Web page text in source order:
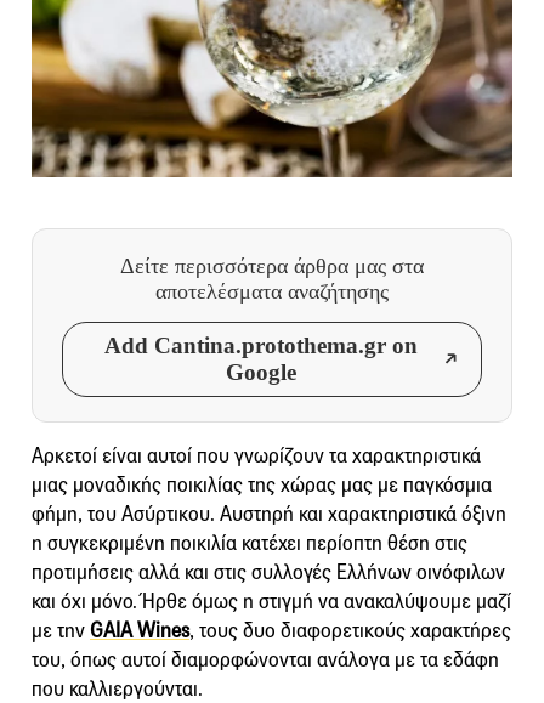
Δείτε περισσότερα άρθρα μας στα
αποτελέσματα αναζήτησης
Add Cantina.protothema.gr on
Google
Αρκετοί είναι αυτοί που γνωρίζουν τα χαρακτηριστικά
μιας μοναδικής ποικιλίας της χώρας μας με παγκόσμια
φήμη, του Ασύρτικου. Αυστηρή και χαρακτηριστικά όξινη
η συγκεκριμένη ποικιλία κατέχει περίοπτη θέση στις
προτιμήσεις αλλά και στις συλλογές Ελλήνων οινόφιλων
και όχι μόνο. Ήρθε όμως η στιγμή να ανακαλύψουμε μαζί
με τηνGAIA Wines, τους δυο διαφορετικούς χαρακτήρες
του, όπως αυτοί διαμορφώνονται ανάλογα με τα εδάφη
που καλλιεργούνται.